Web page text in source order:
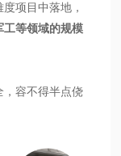
项目中落地，
工等领域的规模
，容不得半点侥